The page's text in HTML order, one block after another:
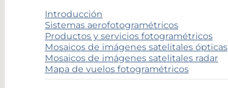
Introducción
Sistemas aerofotogramétricos
Productos y servicios fotogramétricos
Mosaicos de imágenes satelitales ópticas
Mosaicos de imágenes satelitales radar
Mapa de vuelos fotogramétricos